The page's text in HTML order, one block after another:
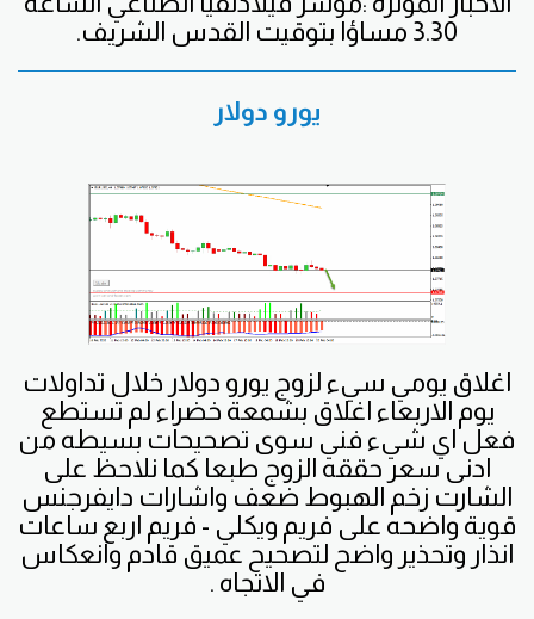
3.30 مساؤا بتوقيت القدس الشريف.
يورو دولار
اغلاق يومي سيء لزوج يورو دولار خلال تداولات
يوم الاربعاء اغلاق بشمعة خضراء لم تستطع
فعل اي شيء فني سوى تصحيحات بسيطه من
ادنى سعر حققه الزوج طبعا كما نلاحظ على
الشارت زخم الهبوط ضعف واشارات دايفرجنس
قوية واضحه على فريم ويكلي - فريم اربع ساعات
انذار وتحذير واضح لتصحيح عميق قادم وانعكاس
في الاتجاه .